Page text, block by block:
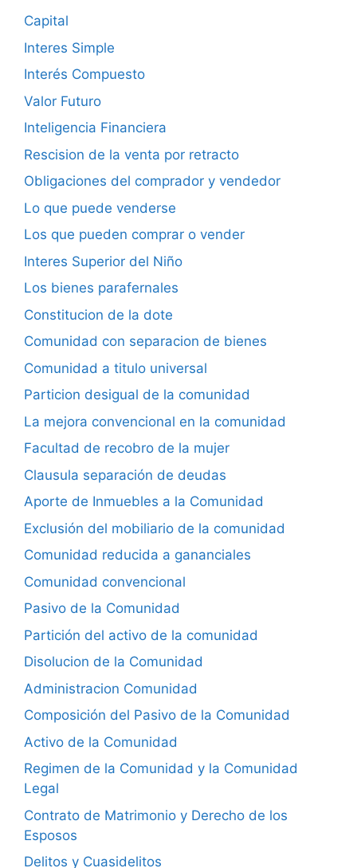
Capital
Interes Simple
Interés Compuesto
Valor Futuro
Inteligencia Financiera
Rescision de la venta por retracto
Obligaciones del comprador y vendedor
Lo que puede venderse
Los que pueden comprar o vender
Interes Superior del Niño
Los bienes parafernales
Constitucion de la dote
Comunidad con separacion de bienes
Comunidad a titulo universal
Particion desigual de la comunidad
La mejora convencional en la comunidad
Facultad de recobro de la mujer
Clausula separación de deudas
Aporte de Inmuebles a la Comunidad
Exclusión del mobiliario de la comunidad
Comunidad reducida a gananciales
Comunidad convencional
Pasivo de la Comunidad
Partición del activo de la comunidad
Disolucion de la Comunidad
Administracion Comunidad
Composición del Pasivo de la Comunidad
Activo de la Comunidad
Regimen de la Comunidad y la Comunidad
Legal
Contrato de Matrimonio y Derecho de los
Esposos
Delitos y Cuasidelitos